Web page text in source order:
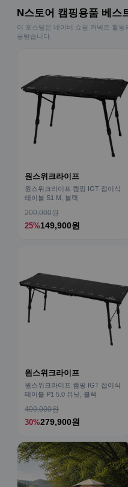
N스토어 캠핑용품 베스
이 포스팅은 네이버 쇼핑 커넥트 활동
공받습니다.
원스위크라이프
원스위크라이프 캠핑 IGT 접이식
테이블 S1 M, 블랙
200,000원
25%149,900원
원스위크라이프
원스위크라이프 캠핑 IGT 접이식
테이블 P1 5.0 유닛, 블랙
400,000원
30%279,900원